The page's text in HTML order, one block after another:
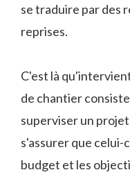
se traduire par des
reprises.
C'est là
de chantier
superviser un
s'assurer que celui-
budget et les